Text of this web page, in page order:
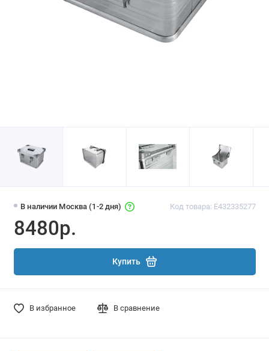
В наличии Москва (1-2 дня) Код товара: E432335277
8480р.
Купить
В избранное В сравнение